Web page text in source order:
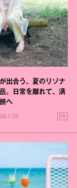
出合う、夏のリゾナ
。日常を離れて、満
へ
PR